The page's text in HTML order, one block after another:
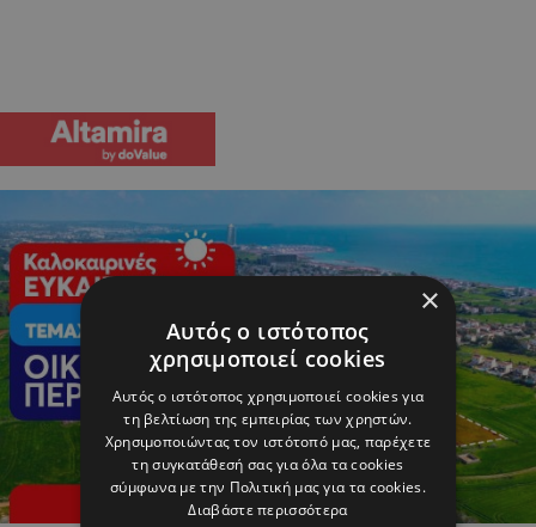
×
Αυτός ο ιστότοπος
χρησιμοποιεί cookies
Αυτός ο ιστότοπος χρησιμοποιεί cookies για
τη βελτίωση της εμπειρίας των χρηστών.
Χρησιμοποιώντας τον ιστότοπό μας, παρέχετε
τη συγκατάθεσή σας για όλα τα cookies
σύμφωνα με την Πολιτική μας για τα cookies.
Διαβάστε περισσότερα